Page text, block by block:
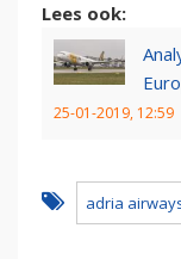
Lees ook:
25-01-2019, 12:59
adria